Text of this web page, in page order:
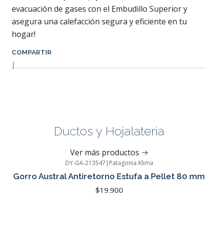
evacuación de gases con el Embudillo Superior y
asegura una calefacción segura y eficiente en tu
hogar!
COMPARTIR
|
Ductos y Hojalateria
Ver más productos
DY-GA-213547 | Patagonia Klima
Gorro Austral Antiretorno Estufa a Pellet 80 mm
$19.900